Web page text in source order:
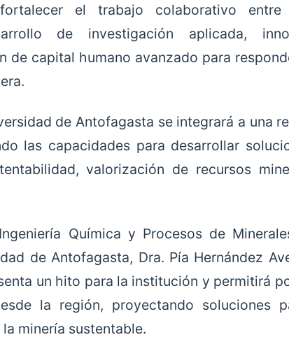
el trabajo colaborativo entre
de investigación aplicada,
de capital humano avanzado para
de Antofagasta se integrará a una
las capacidades para desarrollar
valorización de recursos
Química y Procesos de
de Antofagasta, Dra. Pía Hernández
un hito para la institución y permitirá
la región, proyectando soluciones
minería sustentable.